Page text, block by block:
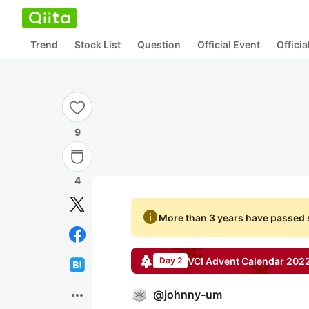
Trend Stock List Question Official Event
9
4
more_horiz
infoMore than 3 years have passed
Day 2 VCIAdvent Calendar
@johnny-um